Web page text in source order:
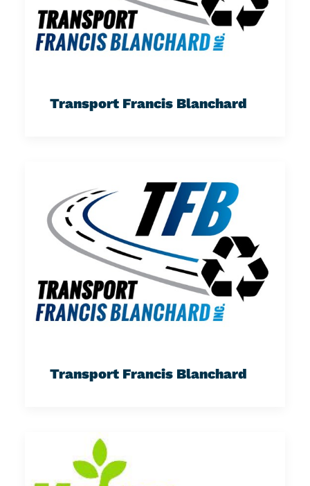
Transport Francis Blanchard
Transport Francis Blanchard